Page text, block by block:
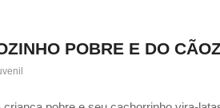
POBRE E DO